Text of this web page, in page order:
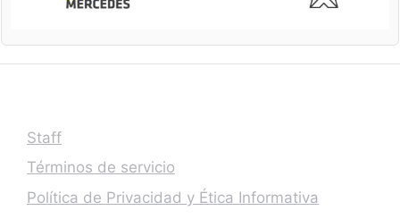
Staff
Términos de servicio
Política de Privacidad y Ética Informativa